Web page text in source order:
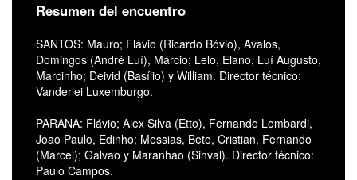
Resumen del encuentro
SANTOS: Mauro; Flávio (Ricardo Bóvio), Avalos,
Domingos (André Luí), Márcio; Lelo, Elano, Luí Augusto,
Marcinho; Deivid (Basí­lio) y William. Director técnico:
Vanderlei Luxemburgo.
PARANA: Flávio; Alex Silva (Etto), Fernando Lombardi,
Joao Paulo, Edinho; Messias, Beto, Cristian, Fernando
(Marcel); Galvao y Maranhao (Sinval). Director técnico:
Paulo Campos.